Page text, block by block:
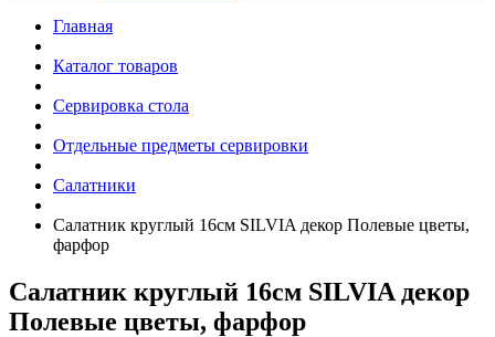
Главная
Каталог товаров
Сервировка стола
Отдельные предметы сервировки
Салатники
Салатник круглый 16см SILVIA декор Полевые цветы,
фарфор
Салатник круглый 16см SILVIA декор
Полевые цветы, фарфор